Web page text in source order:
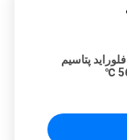
پتاسیم